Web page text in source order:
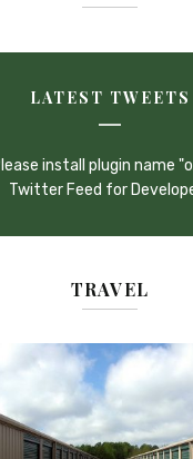
LATEST TWEETS
install plugin name
Twitter Feed for
TRAVEL